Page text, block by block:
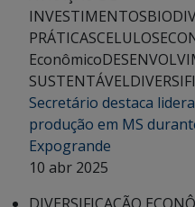
INVESTIMENTOS
PRÁTICASCELULOSE
Econômico
SUSTENTÁVEL
Secretário destaca
produção em MS
Expogrande
10 abr 2025